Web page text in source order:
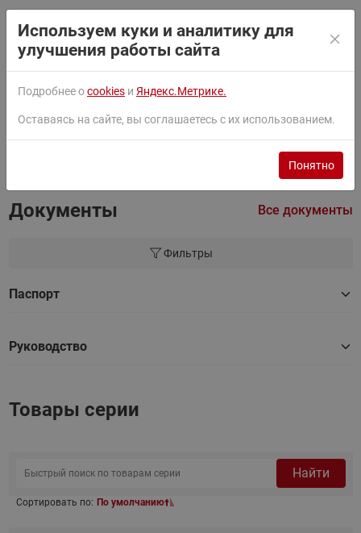
Основное
Все характеристики
температурным датчиком
Тип крепления к клапану
М 30 х 1,5 RTD
Диапазон температурной
5 -26
Документы Все документы
Фильтры
Паспорт
Руководство
Товары серии
Найти
Сортировать по: По умолчанию
Используем куки и аналитику для
улучшения работы сайта
Подробнее оcookies и Яндекс.Метрике.
Оставаясь на сайте, вы соглашаетесь с их использованием.
Понятно